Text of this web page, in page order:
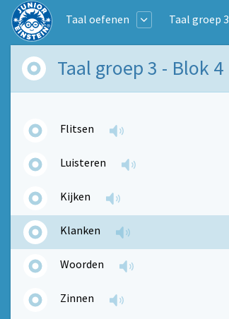
Taal oefenen Taal groep 3
Taal groep 3 - Blok 4
Flitsen
Luisteren
Kijken
Klanken
Woorden
Zinnen